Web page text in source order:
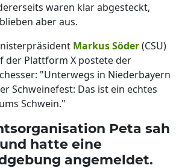
waren klar abgesteckt,
aber aus.
Markus Söder(CSU)
der Plattform X postete der
"Unterwegs in Niederbayern
Schweinefest: Das ist ein echtes
Schwein."
Peta sah
hatte eine
angemeldet.